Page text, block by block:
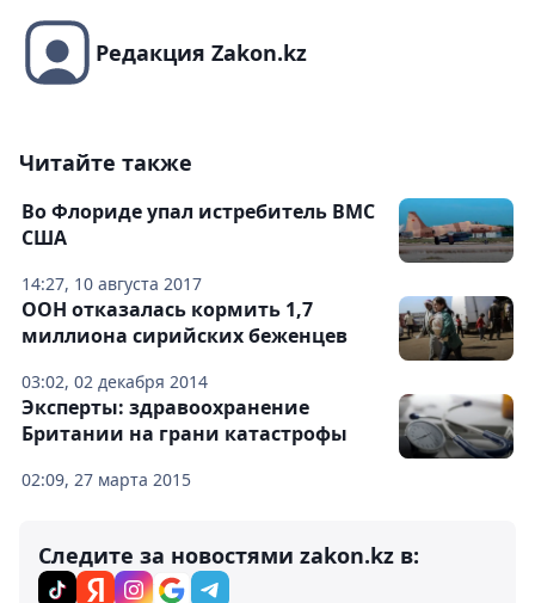
Редакция Zakon.kz
Читайте также
14:27, 10 августа 2017
Во Флориде упал истребитель ВМС
США
03:02, 02 декабря 2014
ООН отказалась кормить 1,7
миллиона сирийских беженцев
02:09, 27 марта 2015
Эксперты: здравоохранение
Британии на грани катастрофы
Следите за новостями zakon.kz в: